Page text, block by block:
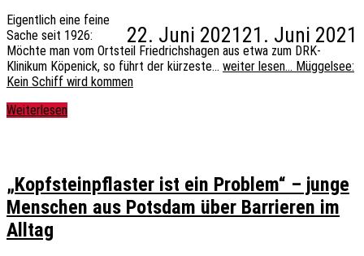
21. Juni 2021
22. Juni 2021
Eigentlich eine feine
Sache seit 1926:
Möchte man vom Ortsteil Friedrichshagen aus etwa zum DRK-
Klinikum Köpenick, so führt der kürzeste… weiter lesen… Müggelsee:
Kein Schiff wird kommen
Weiterlesen
„Kopfsteinpflaster ist ein Problem“ – junge
Menschen aus Potsdam über Barrieren im
Alltag